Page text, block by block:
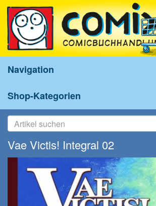
Navigation
Shop-Kategorien
Vae Victis! Integral 02